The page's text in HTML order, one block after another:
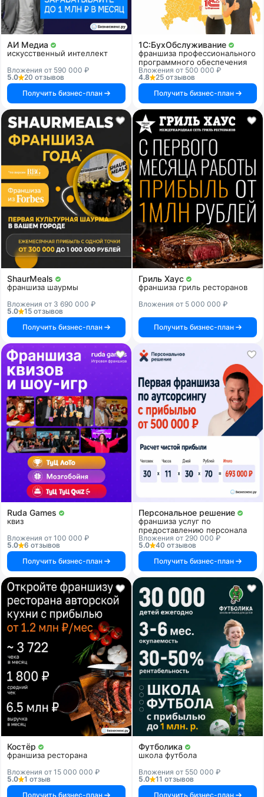
АИ Медиа
искусственный интеллект
Вложения от 590 000 ₽
5.0
20 отзывов
Получить бизнес-план
1C:БухОбслуживание
франшиза профессионального
программного обеспечения
Вложения от 500 000 ₽
4.8
25 отзывов
Получить бизнес-план
ShaurMeals
франшиза шаурмы
Вложения от 3 690 000 ₽
5.0
15 отзывов
Получить бизнес-план
Гриль Хаус
франшиза гриль ресторанов
Вложения от 5 000 000 ₽
Получить бизнес-план
Ruda Games
квиз
Вложения от 100 000 ₽
5.0
6 отзывов
Получить бизнес-план
Персональное решение
франшиза услуг по
предоставлению персонала
Вложения от 290 000 ₽
5.0
40 отзывов
Получить бизнес-план
Костёр
франшиза ресторана
Вложения от 15 000 000 ₽
5.0
1 отзыв
Получить бизнес-план
Футболика
школа футбола
Вложения от 550 000 ₽
5.0
11 отзывов
Получить бизнес-план